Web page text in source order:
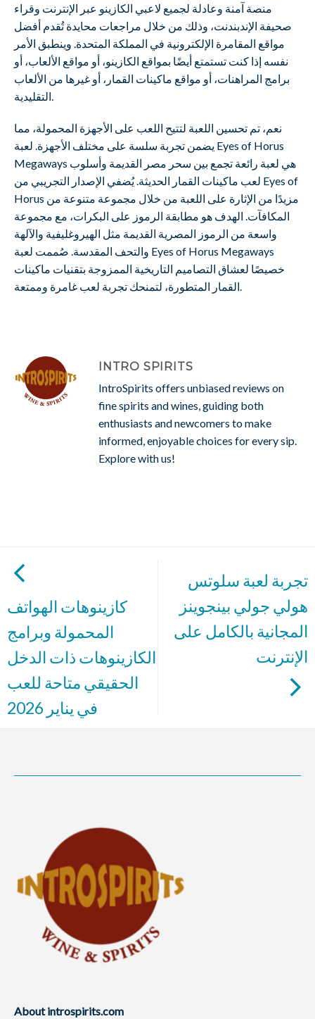
منصة آمنة وعادلة لجميع لاعبي الكازينو عبر الإنترنت وقراء
صحيفة الإندبندنت، وذلك من خلال مراجعات محايدة تُقدم أفضل
مواقع المقامرة الإلكترونية في المملكة المتحدة. وينطبق الأمر
نفسه إذا كنت تستمتع أيضًا بمواقع الكازينو، أو مواقع الألعاب، أو
برامج المراهنات، أو مواقع ماكينات القمار، أو غيرها من الألعاب
نعم، تم تحسين اللعبة لتتيح اللعب على الأجهزة المحمولة، مما
يضمن تجربة سلسة على مختلف الأجهزة. لعبة Eyes of Horus
Megaways هي لعبة رائعة تجمع بين سحر مصر القديمة وأسلوب
لعب ماكينات القمار الحديثة. يُضفي الإصدار التجريبي من Eyes of
Horus مزيدًا من الإثارة على اللعبة من خلال مجموعة متنوعة من
المكافآت. الهدف هو مطابقة الرموز على البكرات، مع مجموعة
واسعة من الرموز المصرية القديمة مثل الهيروغليفية والآلهة
والتحف المقدسة. صُممت لعبة Eyes of Horus Megaways
خصيصًا لعشاق التصاميم التاريخية الممزوجة بتقنيات ماكينات
القمار المتطورة، لتمنحك تجربة لعب غامرة وممتعة.
INTRO SPIRITS
IntroSpirits offers unbiased reviews on
fine spirits and wines, guiding both
enthusiasts and newcomers to make
informed, enjoyable choices for every sip.
Explore with us!
كازينوهات الهواتف
المحمولة وبرامج
الكازينوهات ذات الدخل
الحقيقي متاحة للعب
في يناير 2026
تجربة لعبة سلوتس
هولي جولي بينجوينز
المجانية بالكامل على
الإنترنت
About introspirits.com